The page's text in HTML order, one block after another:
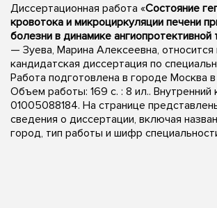
Диссертационная работа «Состояние
кровотока и микроциркуляции печени
болезни в динамике ангиопротективной
— Зуева, Марина Алексеевна, относится
кандидатская диссертация по
Работа подготовлена в городе Москва в
Объем работы: 169 с. : 8 ил.. Внутренний
01005088184. На странице
сведения о диссертации, включая
город, тип работы и шифр